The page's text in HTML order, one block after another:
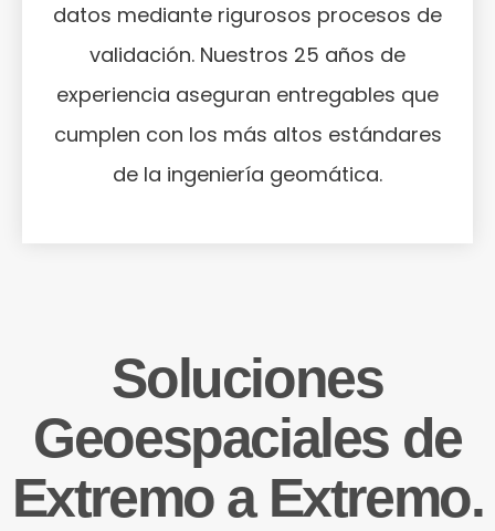
datos mediante rigurosos procesos de
validación. Nuestros 25 años de
experiencia aseguran entregables que
cumplen con los más altos estándares
de la ingeniería geomática.
Soluciones
Geoespaciales de
Extremo a Extremo.